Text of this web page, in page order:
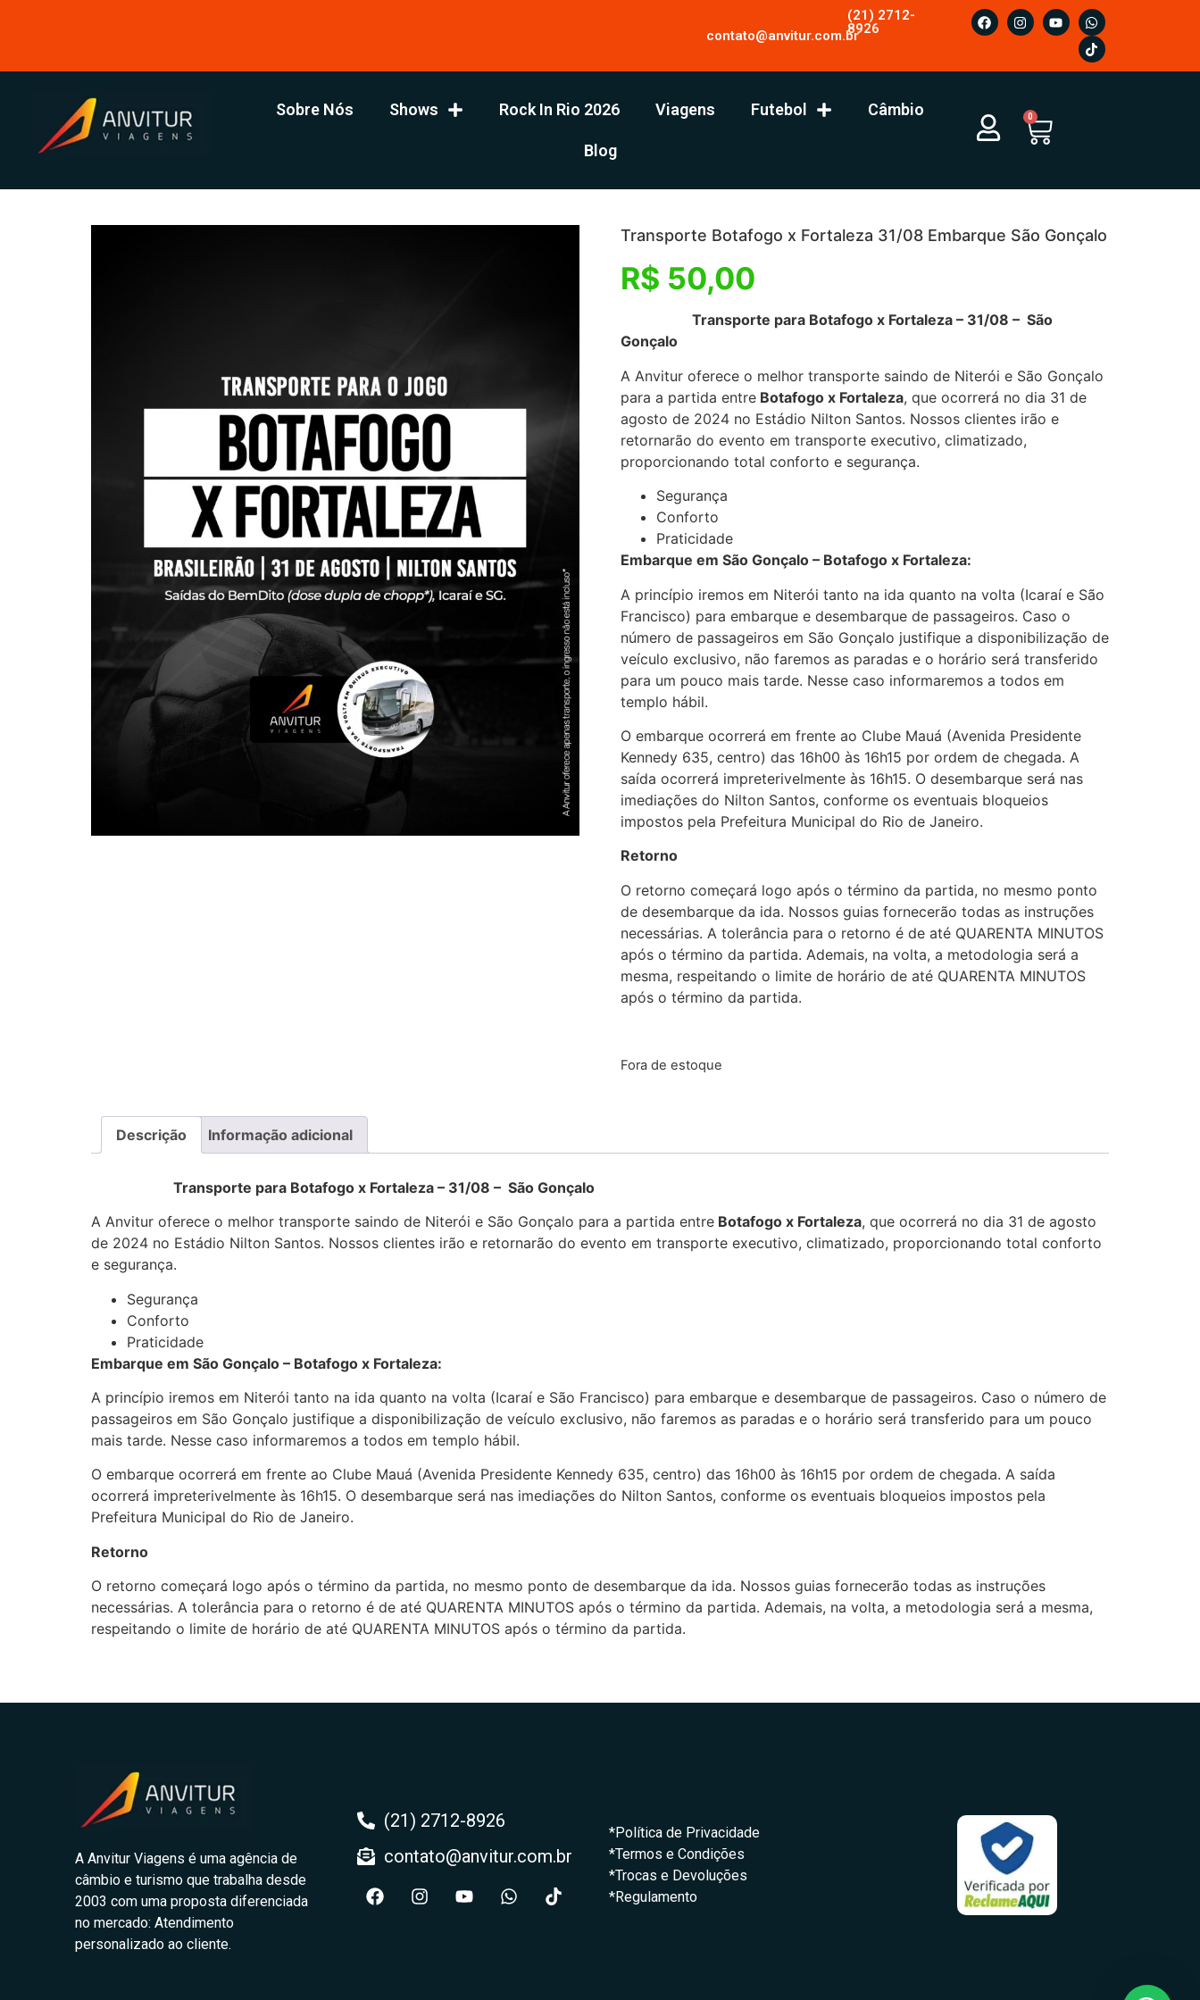
contato@anvitur.com.br
(21) 2712-
8926
Sobre Nós Shows Rock In Rio 2026 Viagens Futebol Câmbio
Blog
0
Transporte Botafogo x Fortaleza 31/08 Embarque São Gonçalo
R$ 50,00
Transporte para Botafogo x Fortaleza – 31/08 – São
Gonçalo
A Anvitur oferece o melhor transporte saindo de Niterói e São Gonçalo
para a partida entreBotafogo x Fortaleza, que ocorrerá no dia 31 de
agosto de 2024 no Estádio Nilton Santos. Nossos clientes irão e
retornarão do evento em transporte executivo, climatizado,
proporcionando total conforto e segurança.
Segurança
Conforto
Praticidade
Embarque em São Gonçalo – Botafogo x Fortaleza:
A princípio iremos em Niterói tanto na ida quanto na volta (Icaraí e São
Francisco) para embarque e desembarque de passageiros. Caso o
número de passageiros em São Gonçalo justifique a disponibilização de
veículo exclusivo, não faremos as paradas e o horário será transferido
para um pouco mais tarde. Nesse caso informaremos a todos em
templo hábil.
O embarque ocorrerá em frente ao Clube Mauá (Avenida Presidente
Kennedy 635, centro) das 16h00 às 16h15 por ordem de chegada. A
saída ocorrerá impreterivelmente às 16h15. O desembarque será nas
imediações do Nilton Santos, conforme os eventuais bloqueios
impostos pela Prefeitura Municipal do Rio de Janeiro.
Retorno
O retorno começará logo após o término da partida, no mesmo ponto
de desembarque da ida. Nossos guias fornecerão todas as instruções
necessárias. A tolerância para o retorno é de até QUARENTA MINUTOS
após o término da partida. Ademais, na volta, a metodologia será a
mesma, respeitando o limite de horário de até QUARENTA MINUTOS
após o término da partida.
Fora de estoque
Descrição Informação adicional
Transporte para Botafogo x Fortaleza – 31/08 – São Gonçalo
A Anvitur oferece o melhor transporte saindo de Niterói e São Gonçalo para a partida entre Botafogo x Fortaleza, que ocorrerá no dia 31 de agosto
de 2024 no Estádio Nilton Santos. Nossos clientes irão e retornarão do evento em transporte executivo, climatizado, proporcionando total conforto
e segurança.
Segurança
Conforto
Praticidade
Embarque em São Gonçalo – Botafogo x Fortaleza:
A princípio iremos em Niterói tanto na ida quanto na volta (Icaraí e São Francisco) para embarque e desembarque de passageiros. Caso o número de
passageiros em São Gonçalo justifique a disponibilização de veículo exclusivo, não faremos as paradas e o horário será transferido para um pouco
mais tarde. Nesse caso informaremos a todos em templo hábil.
O embarque ocorrerá em frente ao Clube Mauá (Avenida Presidente Kennedy 635, centro) das 16h00 às 16h15 por ordem de chegada. A saída
ocorrerá impreterivelmente às 16h15. O desembarque será nas imediações do Nilton Santos, conforme os eventuais bloqueios impostos pela
Prefeitura Municipal do Rio de Janeiro.
Retorno
O retorno começará logo após o término da partida, no mesmo ponto de desembarque da ida. Nossos guias fornecerão todas as instruções
necessárias. A tolerância para o retorno é de até QUARENTA MINUTOS após o término da partida. Ademais, na volta, a metodologia será a mesma,
respeitando o limite de horário de até QUARENTA MINUTOS após o término da partida.
A Anvitur Viagens é uma agência de
câmbio e turismo que trabalha desde
2003 com uma proposta diferenciada
no mercado: Atendimento
personalizado ao cliente.
(21) 2712-8926
contato@anvitur.com.br
*Política de Privacidade
*Termos e Condições
*Trocas e Devoluções
*Regulamento